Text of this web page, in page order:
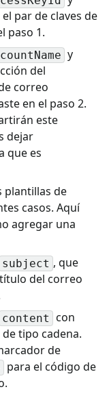
par de claves de
paso 1.
y
del
correo
en el paso 2.
este
dejar
que es
plantillas de
casos. Aquí
agregar una
subject , que
del correo
content con
tipo cadena.
de
para el código de